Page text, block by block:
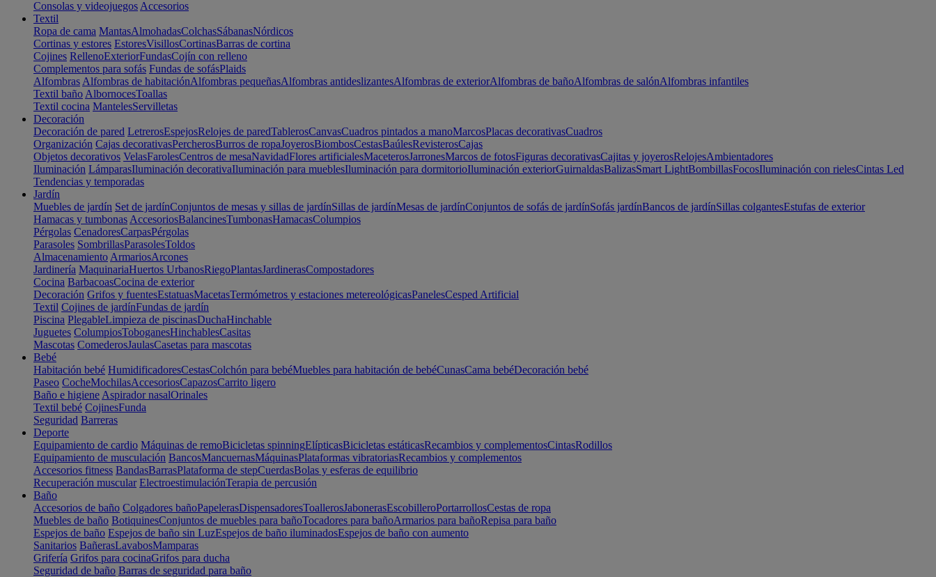
Consolas y videojuegos Accesorios
Textil
Ropa de cama MantasAlmohadasColchasSábanasNórdicos
Cortinas y estores EstoresVisillosCortinasBarras de cortina
Cojines RellenoExteriorFundasCojín con relleno
Complementos para sofás Fundas de sofásPlaids
Alfombras Alfombras de habitaciónAlfombras pequeñasAlfombras antideslizantesAlfombras de exteriorAlfombras de bañoAlfombras de salónAlfombras infantiles
Textil baño AlbornocesToallas
Textil cocina MantelesServilletas
Decoración
Decoración de pared LetrerosEspejosRelojes de paredTablerosCanvasCuadros pintados a manoMarcosPlacas decorativasCuadros
Organización Cajas decorativasPercherosBurros de ropaJoyerosBiombosCestasBaúlesRevisterosCajas
Objetos decorativos VelasFarolesCentros de mesaNavidadFlores artificialesMaceterosJarronesMarcos de fotosFiguras decorativasCajitas y joyerosRelojesAmbientadores
Iluminación LámparasIluminación decorativaIluminación para mueblesIluminación para dormitorioIluminación exteriorGuirnaldasBalizasSmart LightBombillasFocosIluminación con rielesCintas Led
Tendencias y temporadas
Jardín
Muebles de jardín Set de jardínConjuntos de mesas y sillas de jardínSillas de jardínMesas de jardínConjuntos de sofás de jardínSofás jardínBancos de jardínSillas colgantesEstufas de exterior
Hamacas y tumbonas AccesoriosBalancinesTumbonasHamacasColumpios
Pérgolas CenadoresCarpasPérgolas
Parasoles SombrillasParasolesToldos
Almacenamiento ArmariosArcones
Jardinería MaquinariaHuertos UrbanosRiegoPlantasJardinerasCompostadores
Cocina BarbacoasCocina de exterior
Decoración Grifos y fuentesEstatuasMacetasTermómetros y estaciones metereológicasPanelesCesped Artificial
Textil Cojines de jardínFundas de jardín
Piscina PlegableLimpieza de piscinasDuchaHinchable
Juguetes ColumpiosToboganesHinchablesCasitas
Mascotas ComederosJaulasCasetas para mascotas
Bebé
Habitación bebé HumidificadoresCestasColchón para bebéMuebles para habitación de bebéCunasCama bebéDecoración bebé
Paseo CocheMochilasAccesoriosCapazosCarrito ligero
Baño e higiene Aspirador nasalOrinales
Textil bebé CojinesFunda
Seguridad Barreras
Deporte
Equipamiento de cardio Máquinas de remoBicicletas spinningElípticasBicicletas estáticasRecambios y complementosCintasRodillos
Equipamiento de musculación BancosMancuernasMáquinasPlataformas vibratoriasRecambios y complementos
Accesorios fitness BandasBarrasPlataforma de stepCuerdasBolas y esferas de equilibrio
Recuperación muscular ElectroestimulaciónTerapia de percusión
Baño
Accesorios de baño Colgadores bañoPapelerasDispensadoresToallerosJabonerasEscobilleroPortarrollosCestas de ropa
Muebles de baño BotiquinesConjuntos de muebles para bañoTocadores para bañoArmarios para bañoRepisa para baño
Espejos de baño Espejos de baño sin LuzEspejos de baño iluminadosEspejos de baño con aumento
Sanitarios BañerasLavabosMamparas
Grifería Grifos para cocinaGrifos para ducha
Seguridad de baño Barras de seguridad para baño